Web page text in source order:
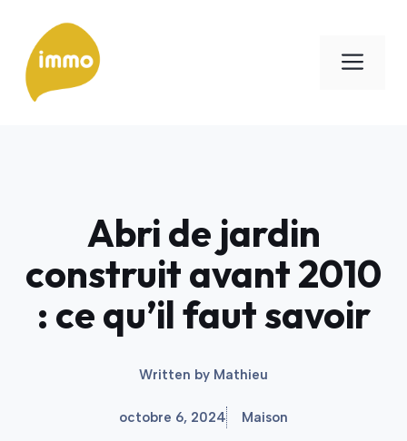
contenu
Abri de jardin
construit avant 2010
: ce qu’il faut savoir
Written by Mathieu
octobre 6, 2024 Maison